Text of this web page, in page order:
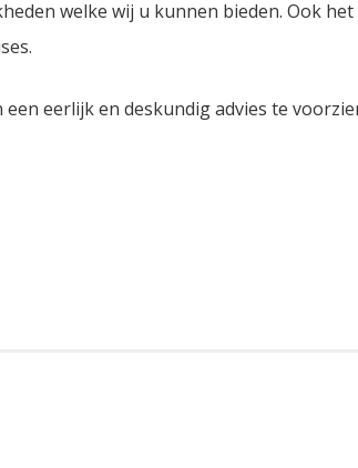
welke wij u kunnen bieden. Ook
eerlijk en deskundig advies te